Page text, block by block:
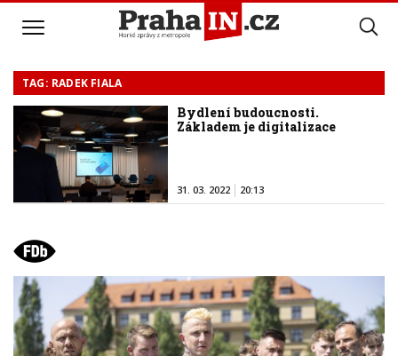
TAG: RADEK FIALA
Bydlení budoucnosti.
Základem je digitalizace
31. 03. 2022 20:13